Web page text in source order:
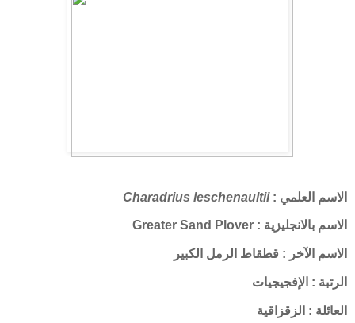
الاسم العلمي :Charadrius leschenaultii
الاسم بالانجليزية : Greater Sand Plover
الاسم الآخر : قطقاط الرمل الكبير
الرتبة : الإفجيجيات
العائلة : الزقزاقية